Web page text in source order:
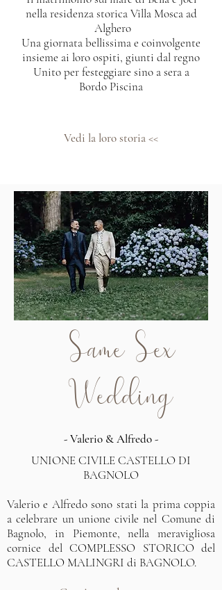
nella residenza storica Villa Mosca ad
Alghero
Una giornata bellissima e coinvolgente
insieme ai loro ospiti, giunti dal regno
Unito per festeggiare sino a sera a
Bordo Piscina
Vedi la loro storia <<
Same Sex
Wedding
- Valerio & Alfredo -
UNIONE CIVILE CASTELLO DI
BAGNOLO
Valerio e Alfredo sono stati la prima coppia
a celebrare un unione civile nel Comune di
Bagnolo, in Piemonte, nella meravigliosa
cornice del COMPLESSO STORICO del
CASTELLO MALINGRI di BAGNOLO.